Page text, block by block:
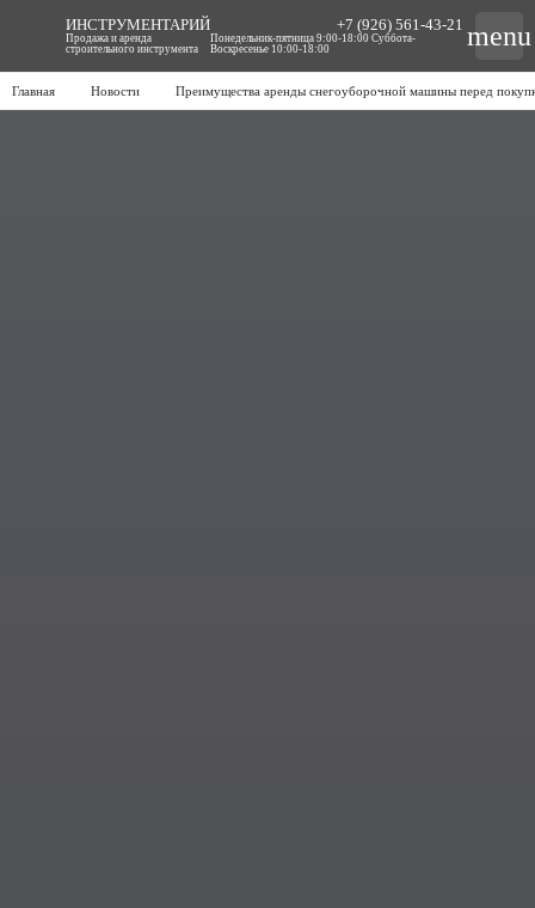
Главная Новости Преимущества аренды снегоуборочной машины перед
ИНСТРУМЕНТАРИЙ
Продажа и аренда
строительного инструмента
+7 (926) 561-43-21
Понедельник-пятница 9:00-18:00 Суббота-
Воскресенье 10:00-18:00
menu